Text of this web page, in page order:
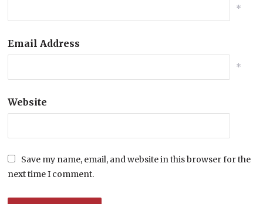
*
Email Address
*
Website
Save my name, email, and website in this browser for the
next time I comment.